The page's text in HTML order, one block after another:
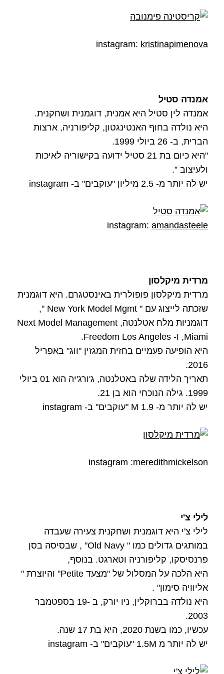
instagram: kristinapimenova
אמנדה סטיל
אמנדה לין סטיל היא אמנית, דוגמנית ושחקנית.
היא נולדה בחוף האנטינגטון, קליפורניה, ארצות
הברית, ב- 26 ביולי 1999.
"היא כיום בת 21 סטיל ידועה בקישוריה לאיכות
ולעיצוב ”.
יש לה יותר מ- 2.5 מיליון "עוקבים" ב- instagram
instagram: amandasteele
מרדית מיקלסון
מרדית מיקלסון פופולרית באינסטגרם. היא דוגמנית
שזכתה לייצוג עם " New York Model Mgmt ",
דוגמניות מלח אטלנטה, Next Model Management
Miami, ו- Freedom Los Angeles.
היא הופיעה פעמיים בחזית המגזין "ווג" באפריל
2016.
תאריך הלידה שלה באטלנטה, ג'ורג'יה הוא 01 ביולי
1999. גילה הנוכחי הוא בן 21.
יש לה יותר מ- 1.9 M "עוקבים" ב- instagram
instagram :meredithmickelson
לילי צ'י
לילי צ'י היא דוגמנית ושחקנית צעירה שעבדה
במותגים גדולים כמו " Old Navy" , שבסיסה בסן
פרנסיסקו, קליפורניה וטארגט. בנוסף,
היא הלכה על המסלול של "מצעד Petite" והיוצרת "
אליוויה סימון" .
היא נולדה בברוקלין, ניו יורק, ב -19 בספטמבר
2003.
עכשיו, כמו בשנת 2020, היא בת 17 שנה.
יש לה יותר מ 1.5M "עוקבים" ב- instagram